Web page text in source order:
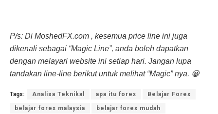
P/s: Di MoshedFX.com , kesemua price line ini juga
dikenali sebagai “Magic Line”, anda boleh dapatkan
dengan melayari website ini setiap hari. Jangan lupa
tandakan line-line berikut untuk melihat “Magic” nya. 😀
Tags: Analisa Teknikal apa itu forex Belajar Forex
belajar forex malaysia belajar forex mudah